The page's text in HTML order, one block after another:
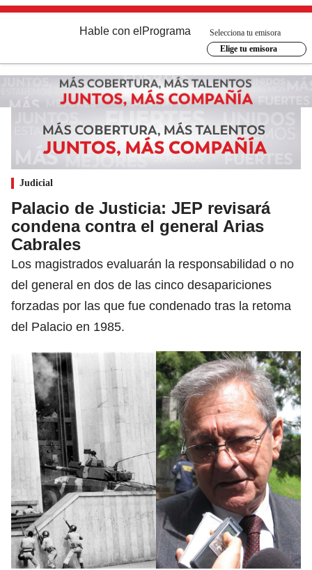
Hable con el Programa
Selecciona tu emisora
Elige tu emisora
Judicial
Palacio de Justicia: JEP revisará
condena contra el general Arias
Cabrales
Los magistrados evaluarán la responsabilidad o no
del general en dos de las cinco desapariciones
forzadas por las que fue condenado tras la retoma
del Palacio en 1985.